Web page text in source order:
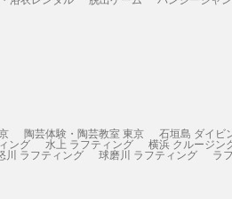
陶芸体験・陶芸教室 東京 石垣島 ダイビ
ング 水上 ラフティング 横浜 クルージン
川 ラフティング 球磨川 ラフティング ラ